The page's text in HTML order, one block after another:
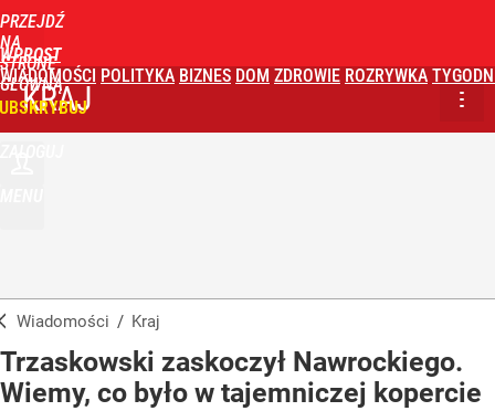
PRZEJDŹ
NA
STRONĘ
GŁÓWNĄ
WPROST
WIADOMOŚCI POLITYKA BIZNES DOM ZDROWIE ROZRYWKA
KRAJ
Wiadomości / Kraj
Trzaskowski zaskoczył Nawrockiego.
Wiemy, co było w tajemniczej kopercie